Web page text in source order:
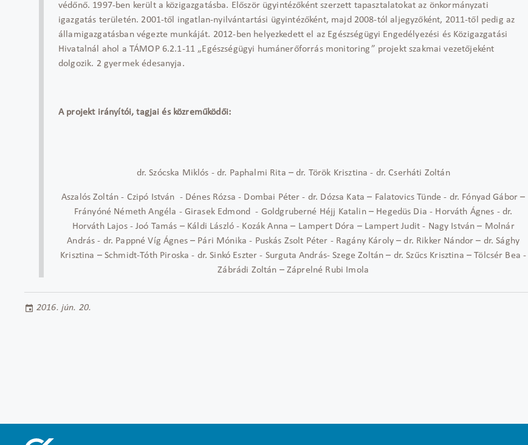
védőnő. 1997-ben került a közigazgatásba. Először ügyintézőként szerzett tapasztalatokat az önkormányzati
igazgatás területén. 2001-től ingatlan-nyilvántartási ügyintézőként, majd 2008-tól aljegyzőként, 2011-től pedig az
államigazgatásban végezte munkáját. 2012-ben helyezkedett el az Egészségügyi Engedélyezési és Közigazgatási
Hivatalnál ahol a TÁMOP 6.2.1-11 „Egészségügyi humánerőforrás monitoring” projekt szakmai vezetőjeként
dolgozik. 2 gyermek édesanyja.
A projekt irányítói, tagjai és közreműködői:
dr. Szócska Miklós - dr. Paphalmi Rita – dr. Török Krisztina - dr. Cserháti Zoltán
Aszalós Zoltán - Czipó István - Dénes Rózsa - Dombai Péter - dr. Dózsa Kata – Falatovics Tünde - dr. Fónyad Gábor –
Frányóné Németh Angéla - Girasek Edmond - Goldgruberné Héjj Katalin – Hegedüs Dia - Horváth Ágnes - dr.
Horváth Lajos - Joó Tamás – Káldi László - Kozák Anna – Lampert Dóra – Lampert Judit - Nagy István – Molnár
András - dr. Pappné Víg Ágnes – Pári Mónika - Puskás Zsolt Péter - Ragány Károly – dr. Rikker Nándor – dr. Sághy
Krisztina – Schmidt-Tóth Piroska - dr. Sinkó Eszter - Surguta András- Szege Zoltán – dr. Szűcs Krisztina – Tölcsér Bea -
Zábrádi Zoltán – Záprelné Rubi Imola
2016. jún. 20.